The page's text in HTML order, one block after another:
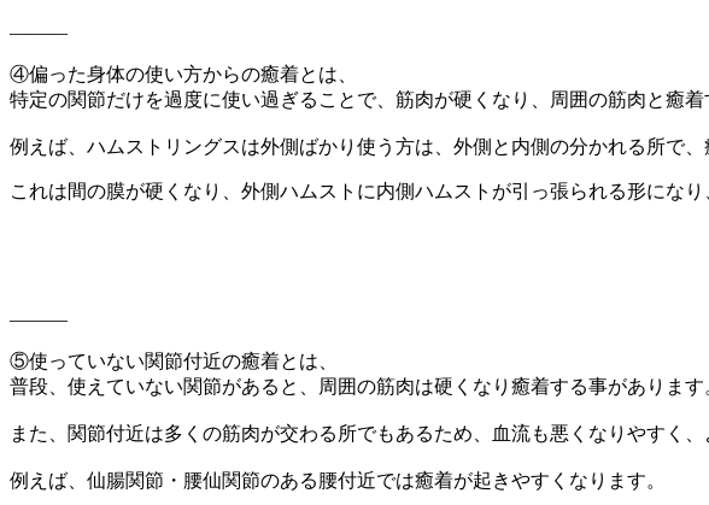
———
④偏った身体の使い方からの癒着とは、
特定の関節だけを過度に使い過ぎることで、筋肉が硬くなり、周囲の筋肉と癒着
例えば、ハムストリングスは外側ばかり使う方は、外側と内側の分かれる所で、
これは間の膜が硬くなり、外側ハムストに内側ハムストが引っ張られる形になり
———
⑤使っていない関節付近の癒着とは、
普段、使えていない関節があると、周囲の筋肉は硬くなり癒着する事があります
また、関節付近は多くの筋肉が交わる所でもあるため、血流も悪くなりやすく
例えば、仙腸関節・腰仙関節のある腰付近では癒着が起きやすくなります。